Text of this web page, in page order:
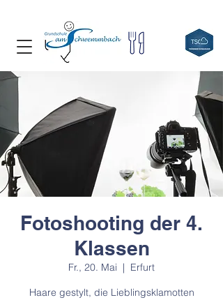
Fotoshooting der 4.
Klassen
Fr., 20. Mai
  |
Erfurt
Haare gestylt, die Lieblingsklamotten